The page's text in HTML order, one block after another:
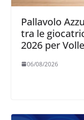
Pallavolo
tra le
2026 per
06/08/2026